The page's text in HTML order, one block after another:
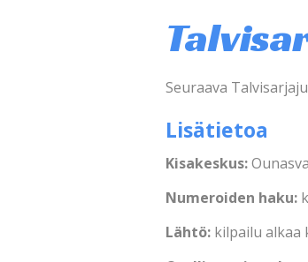
Seuraava
Lisätietoa
Kisakeskus:
Numeroiden haku:
Lähtö: kilpailu alkaa